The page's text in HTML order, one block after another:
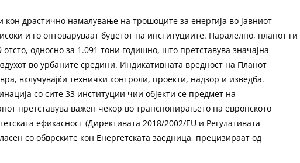
драстично намалување на трошоците за енергија во јавниот
и го оптоваруваат буџетот на институциите. Паралелно, планот ги
односно за 1.091 тони годишно, што претставува значајна
во урбаните средини. Индикативната вредност на Планот
вклучувајќи технички контроли, проекти, надзор и изведба.
со сите 33 институции чии објекти се предмет на
претставува важен чекор во транспонирањето на европското
ефикасност (Директивата 2018/2002/EU и Регулативата
со обврските кон Енергетската заедница, прецизираат од